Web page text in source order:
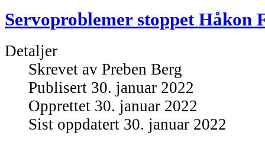
Servoproblemer stoppet Håkon
Detaljer
Skrevet av Preben Berg
Publisert 30. januar 2022
Opprettet 30. januar 2022
Sist oppdatert 30. januar 2022